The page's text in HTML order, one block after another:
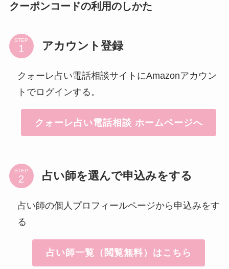
クーポンコードの利用のしかた
STEP アカウント登録
クォーレ占い電話相談サイトにAmazonアカウン
トでログインする。
クォーレ占い電話相談 ホームページへ
STEP 占い師を選んで申込みをする
占い師の個人プロフィールページから申込みをす
る
占い師一覧（閲覧無料）はこちら